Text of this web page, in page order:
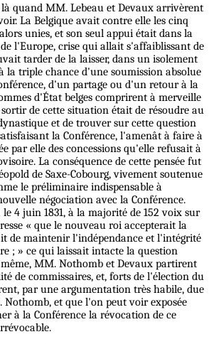
là quand MM. Lebeau et Devaux arrivèrent
La Belgique avait contre elle les cinq
unies, et son seul appui était dans la
l'Europe, crise qui allait s'affaiblissant de
tarder de la laisser, dans un isolement
la triple chance d'une soumission absolue
d'un partage ou d'un retour à la
d'État belges comprirent à merveille
de cette situation était de résoudre au
et de trouver sur cette question
la Conférence, l'amenât à faire à
par elle des concessions qu'elle refusait à
La conséquence de cette pensée fut
de Saxe-Cobourg, vivement soutenue
le préliminaire indispensable à
négociation avec la Conférence.
4 juin 1831, à la majorité de 152 voix sur
« que le nouveau roi accepterait la
de maintenir l'indépendance et l'intégrité
; » ce qui laissait intacte la question
MM. Nothomb et Devaux partirent
de commissaires, et, forts de l'élection du
par une argumentation très habile, due
et que l'on peut voir exposée
à la Conférence la révocation de ce